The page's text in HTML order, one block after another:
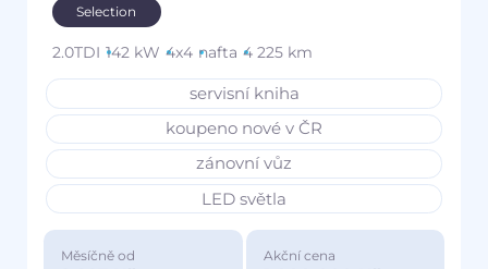
Selection
2.0TDI 142 kW 4x4 nafta 4 225 km
servisní kniha
koupeno nové v ČR
zánovní vůz
LED světla
Měsíčně od Akční cena